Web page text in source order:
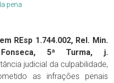
pena
REsp 1.744.002, Rel. Min.
5ª Turma, j.
judicial da culpabilidade,
as infrações penais